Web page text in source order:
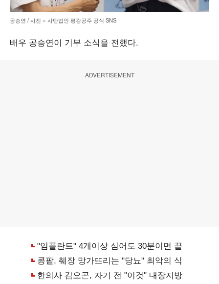
공승연 / 사진 = 사단법인 평강공주 공식 SNS
배우 공승연이 기부 소식을 전했다.
ADVERTISEMENT